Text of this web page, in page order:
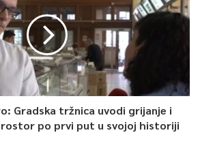
Gradska tržnica uvodi grijanje i
po prvi put u svojoj historiji